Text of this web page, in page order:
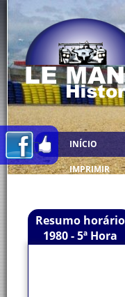
INÍCIO
IMPRIMIR
Resumo horário
1980 - 5ª Hora